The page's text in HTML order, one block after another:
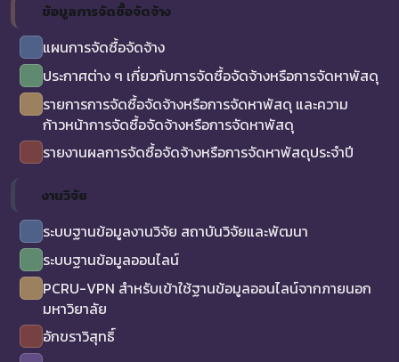
ข้อมูลการจัดซื้อจัดจ้าง
แผนการจัดซื้อจัดจ้าง
ประกาศต่าง ๆ เกี่ยวกับการจัดซื้อจัดจ้างหรือการจัดหาพัสดุ
รายการการจัดซื้อจัดจ้างหรือการจัดหาพัสดุ และความ
ก้าวหน้าการจัดซื้อจัดจ้างหรือการจัดหาพัสดุ
รายงานผลการจัดซื้อจัดจ้างหรือการจัดหาพัสดุประจำปี
งานวิจัย
ระบบฐานข้อมูลงานวิจัย สถาบันวิจัยและพัฒนา
ระบบฐานข้อมูลออนไลน์
PCRU-VPN สำหรับเข้าใช้ฐานข้อมูลออนไลน์จากภายนอก
มหาวิยาลัย
อักขราวิสุทธิ์